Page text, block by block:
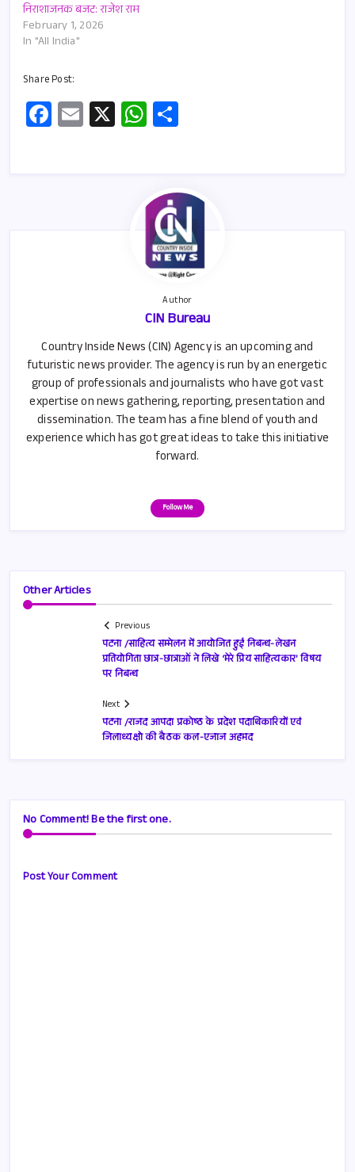
निराशाजनक बजट: राजेश राम
February 1, 2026
In "All India"
Share Post:
Fa
ce
E
m
X W
h
s
A
p
p
e
Author
CIN Bureau
Country Inside News (CIN) Agency is an upcoming and
futuristic news provider. The agency is run by an energetic
group of professionals and journalists who have got vast
expertise on news gathering, reporting, presentation and
dissemination. The team has a fine blend of youth and
experience which has got great ideas to take this initiative
forward.
Follow Me
Other Articles
Previous
पटना /साहित्य सम्मेलन में आयोजित हुई निबन्ध-लेखन
प्रतियोगिता छात्र-छात्राओं ने लिखे ‘मेरे प्रिय साहित्यकार’ विषय
पर निबन्ध
Next
पटना /राजद आपदा प्रकोष्ठ के प्रदेश पदाथिकारियों एवं
जिलाध्यक्षो की बैठक कल-एजाज अहमद
No Comment! Be the first one.
Post Your Comment